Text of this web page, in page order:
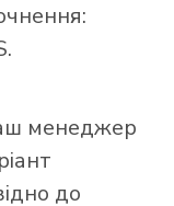
менеджер
до